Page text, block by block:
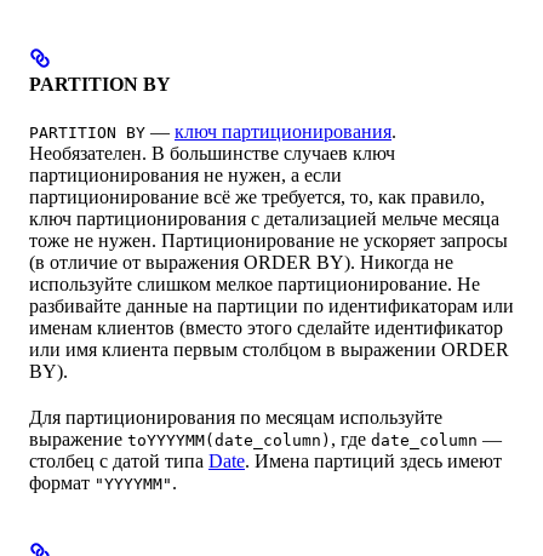
PARTITION BY
PARTITION BY — ключ партиционирования.
Необязателен. В большинстве случаев ключ
партиционирования не нужен, а если
партиционирование всё же требуется, то, как правило,
ключ партиционирования с детализацией мельче месяца
тоже не нужен. Партиционирование не ускоряет запросы
(в отличие от выражения ORDER BY). Никогда не
используйте слишком мелкое партиционирование. Не
разбивайте данные на партиции по идентификаторам или
именам клиентов (вместо этого сделайте идентификатор
или имя клиента первым столбцом в выражении ORDER
BY).
Для партиционирования по месяцам используйте
выражение toYYYYMM(date_column) , где date_column —
столбец с датой типа Date. Имена партиций здесь имеют
формат "YYYYMM" .